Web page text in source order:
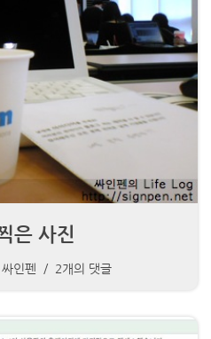
은 사진
싸인펜 2개의 댓글